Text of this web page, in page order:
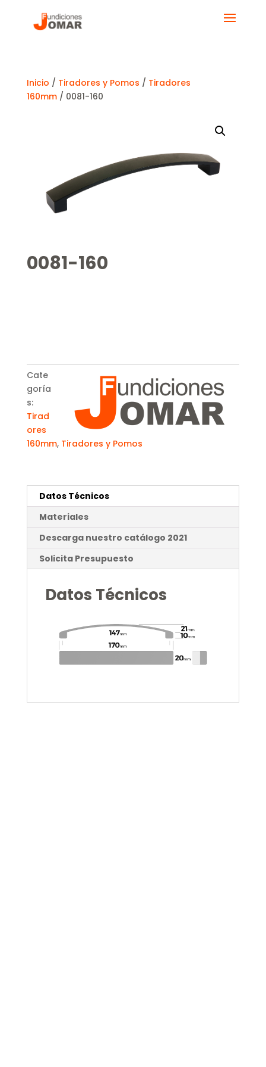
Inicio / Tiradores y Pomos / Tiradores
160mm/ 0081-160
0081-160
Cate
goría
s:
Tirad
ores
160mm, Tiradores y Pomos
Datos Técnicos
Materiales
Descarga nuestro catálogo 2021
Solicita Presupuesto
Datos Técnicos